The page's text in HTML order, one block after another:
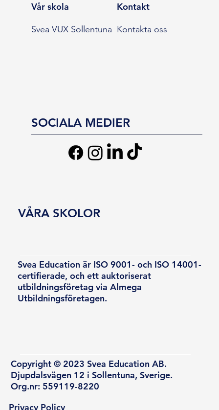
Vår skola
Svea VUX Sollentuna
Kontakt
Kontakta oss
SOCIALA MEDIER
Svea Education är ISO 9001- och ISO 14001-
certifierade, och ett auktoriserat
utbildningsföretag via Almega
Utbildningsföretagen.
Copyright © 2023 Svea Education AB.
Djupdalsvägen 12 i Sollentuna, Sverige.
Org.nr: 559119-8220
VÅRA SKOLOR
Privacy Policy